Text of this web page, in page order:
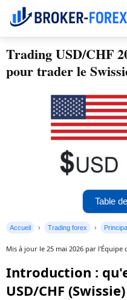
Trading USD/CHF
pour trader le
Table
Accueil Trading forex
Mis à jour le 25 mai 2026 par
Introduction :
USD/CHF